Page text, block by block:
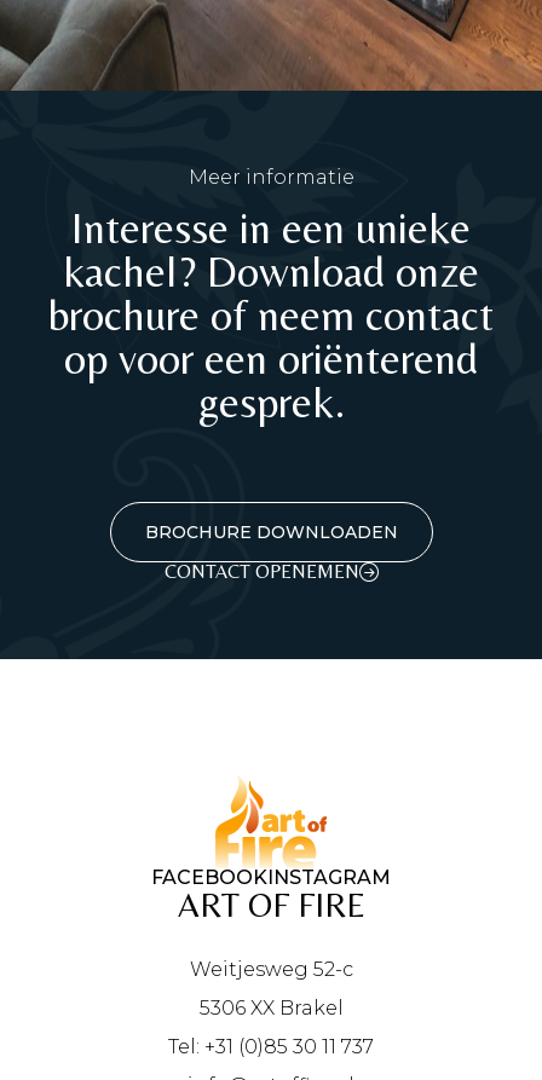
Meer informatie
Interesse in een unieke
kachel? Download onze
brochure of neem contact
op voor een oriënterend
gesprek.
BROCHURE DOWNLOADEN
CONTACT OPENEMEN
FACEBOOKINSTAGRAM
ART OF FIRE
Weitjesweg 52-c
5306 XX Brakel
Tel: +31 (0)85 30 11 737